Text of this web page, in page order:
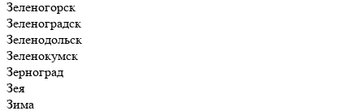
Зеленогорск
Зеленоградск
Зеленодольск
Зеленокумск
Зерноград
Зея
Зима